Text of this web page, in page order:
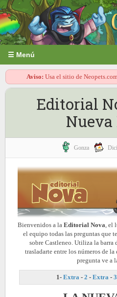
☰ Menú
Aviso: Usa el sitio de
Editorial
Nueva
Gonza
Bienvenidos a la Editorial Nova, el
el equipo todas las preguntas que
sobre Castleneo. Utiliza la barra
trasladarte entre los números de
pregunta ve a
1- Extra - 2 - Extra - 3